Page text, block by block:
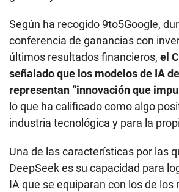
Según ha recogido 9to5Google,
conferencia de ganancias con
últimos resultados financieros, el
señalado que los modelos de IA
representan “innovación que
lo que ha calificado como algo
industria tecnológica y para la
Una de las características por las
DeepSeek es su capacidad para
IA que se equiparan con los de los